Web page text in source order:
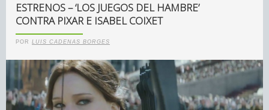
ESTRENOS – ‘LOS JUEGOS DEL HAMBRE’
CONTRA PIXAR E ISABEL COIXET
POR LUIS CADENAS BORGES